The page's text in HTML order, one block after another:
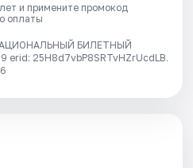
и примените промокод
оплаты
БИЛЕТНЫЙ
25H8d7vbP8SRTvHZrUcdLB.